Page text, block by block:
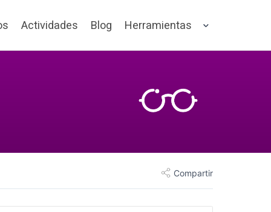
Actividades Blog Herramientas
Compartir